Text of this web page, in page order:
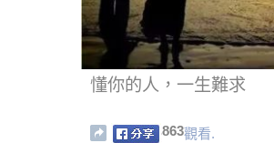
懂你的人，一生難求
863觀看.